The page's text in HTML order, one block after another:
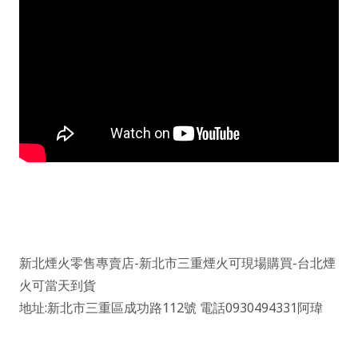
新北煙火零售專賣店-新北市三重煙火可現場購買-台北煙
火可當天到貨
地址:新北市三重區成功路112號 電話0930494331阿瑋